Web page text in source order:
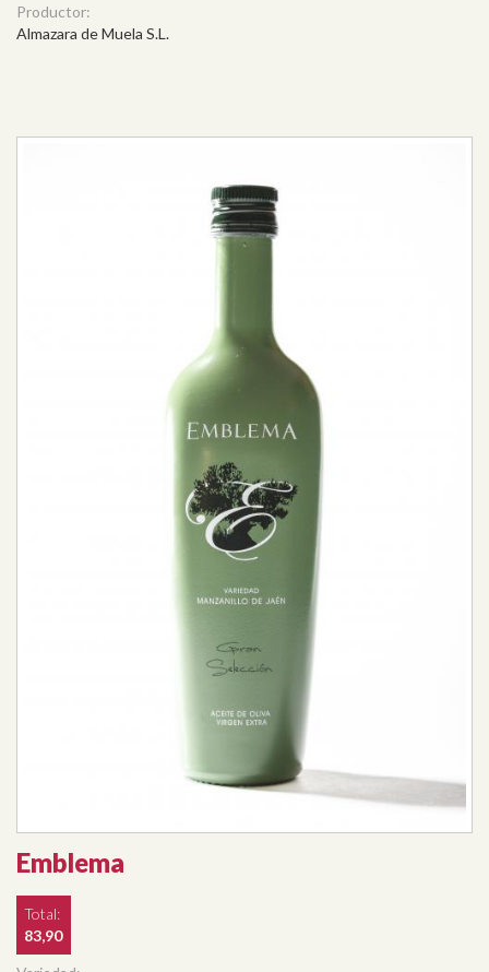
Productor:
Almazara de Muela S.L.
Emblema
Total:
83,90